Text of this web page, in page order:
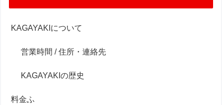
KAGAYAKIについて
営業時間 / 住所・連絡先
KAGAYAKIの歴史
料金ふ